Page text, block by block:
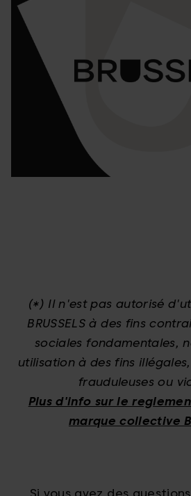
(*) Il n'est pas autorisé
BRUSSELS à des fins
sociales fondamentales,
utilisation à des fins
frauduleuses ou
Plus d'info sur le
marque collective
Si vous avez des